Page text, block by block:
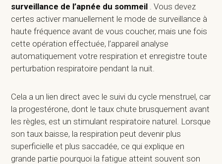
surveillance de l’apnée du sommeil Vous devez
certes activer manuellement le mode de surveillance à
haute fréquence avant de vous coucher, mais une fois
cette opération effectuée, l’appareil analyse
automatiquement votre respiration et enregistre toute
perturbation respiratoire pendant la nuit.
Cela a un lien direct avec le suivi du cycle menstruel, car
la progestérone, dont le taux chute brusquement avant
les règles, est un stimulant respiratoire naturel. Lorsque
son taux baisse, la respiration peut devenir plus
superficielle et plus saccadée, ce qui explique en
grande partie pourquoi la fatigue atteint souvent son